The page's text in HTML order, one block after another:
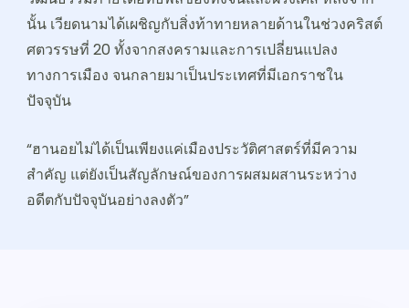
นั้น เวียดนามได้เผชิญกับสิ่งท้าทายหลายด้านในช่วงคริสต์
ศตวรรษที่ 20 ทั้งจากสงครามและการเปลี่ยนแปลง
ทางการเมือง จนกลายมาเป็นประเทศที่มีเอกราชใน
ปัจจุบัน
“ฮานอยไม่ได้เป็นเพียงแค่เมืองประวัติศาสตร์ที่มีความ
สำคัญ แต่ยังเป็นสัญลักษณ์ของการผสมผสานระหว่าง
อดีตกับปัจจุบันอย่างลงตัว”